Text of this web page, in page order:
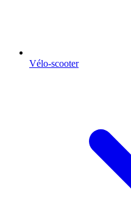
Vélo-scooter